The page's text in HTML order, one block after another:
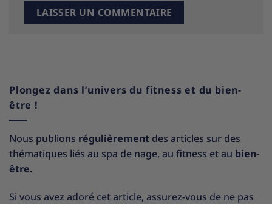
Plongez dans l’univers du fitness et du bien-
être !
Nous publions régulièrement des articles sur des
thématiques liés au spa de nage, au fitness et au bien-
être.
Si vous avez adoré cet article, assurez-vous de ne pas